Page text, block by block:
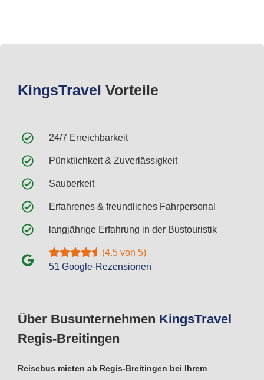
Über Busunternehmen KingsTravel
Regis-Breitingen
Reisebus mieten ab Regis-Breitingen bei Ihrem
KingsTravel Vorteile
24/7 Erreichbarkeit
Pünktlichkeit & Zuverlässigkeit
Sauberkeit
Erfahrenes & freundliches Fahrpersonal
langjährige Erfahrung in der Bustouristik
(4.5 von 5)
51 Google-Rezensionen